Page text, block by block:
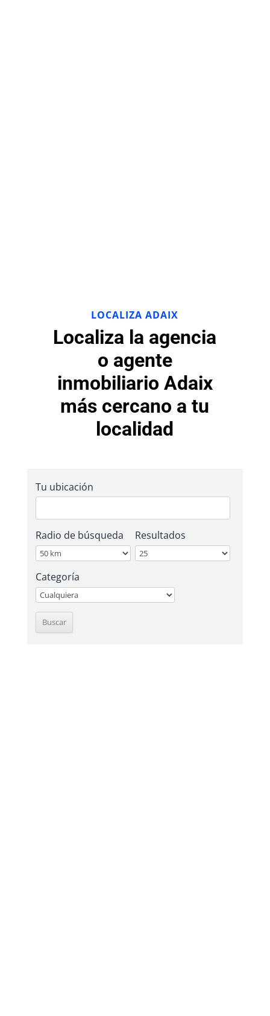
LOCALIZA ADAIX
Localiza la agencia
o agente
inmobiliario Adaix
más cercano a tu
localidad
Tu ubicación
Radio de búsqueda Resultados
Categoría